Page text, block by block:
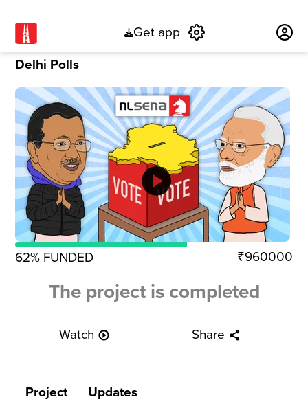
Get app
Delhi Polls
play_circle
62% FUNDED ₹960000
The project is completed
Watch play_circle_outline Share share
Project Updates